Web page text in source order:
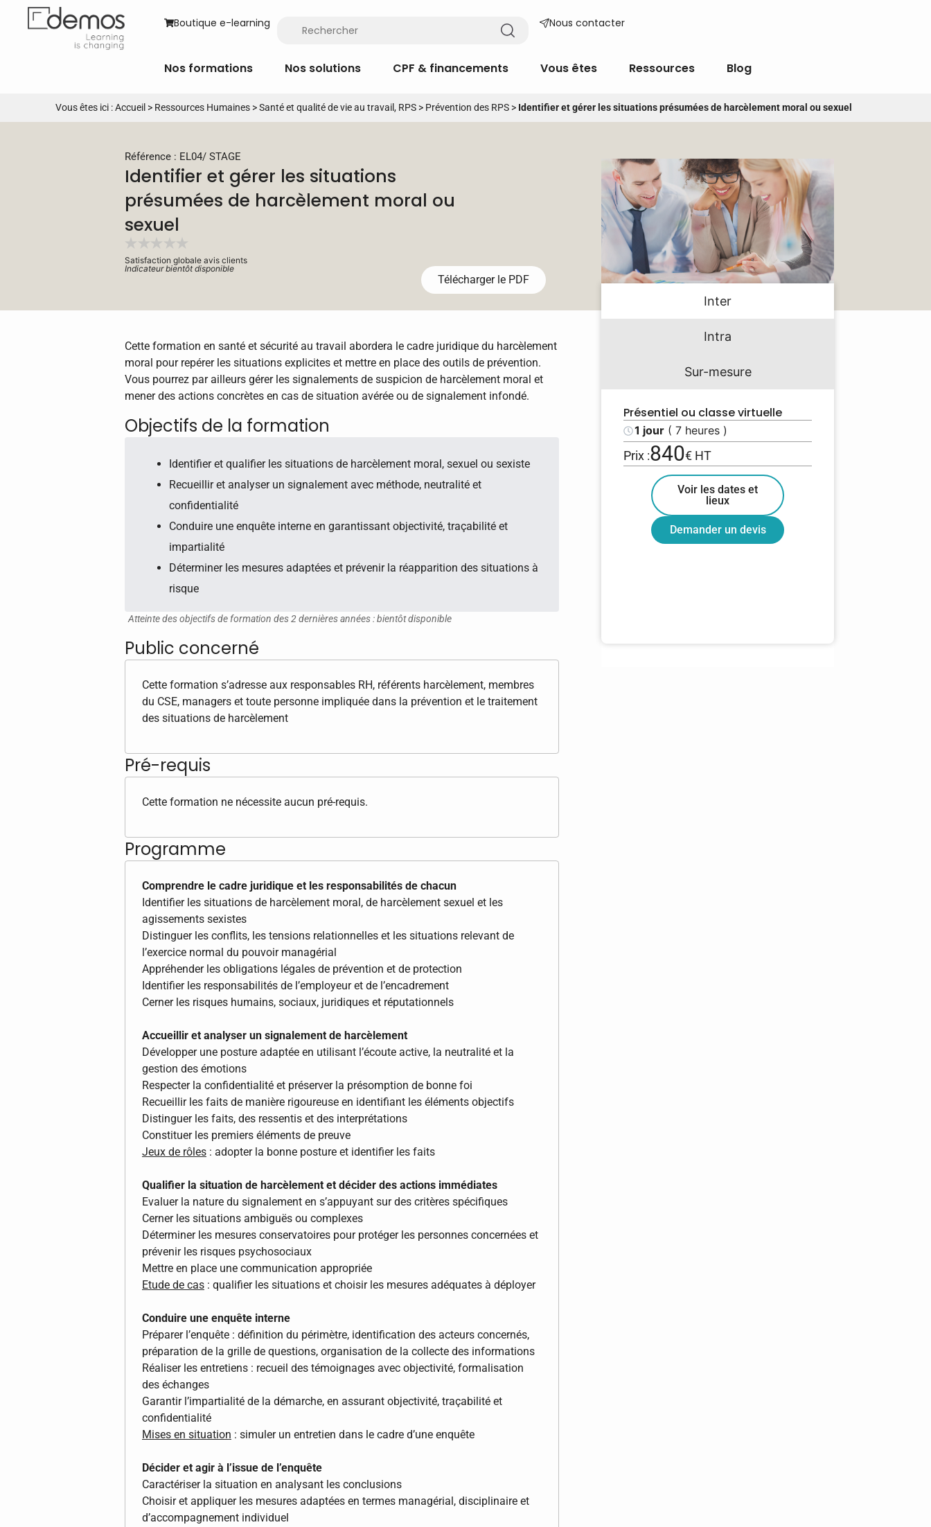
Boutique e-learning Nous contacter
Nos formations Nos solutions CPF & financements Vous êtes Ressources Blog
Vous êtes ici :Accueil > Ressources Humaines >Santé et qualité de vie au travail, RPS > Prévention des RPS > Identifier et gérer les situations présumées de harcèlement moral ou sexuel
Inter
Intra
Sur-mesure
Présentiel ou classe virtuelle
1 jour ( 7 heures )
Prix :840€ HT
Voir les dates et
lieux
Demander un devis
Référence : EL04/ STAGE
Identifier et gérer les situations
présumées de harcèlement moral ou
sexuel
Satisfaction globale avis clients
Indicateur bientôt disponible
Télécharger le PDF
Cette formation en santé et sécurité au travail abordera le cadre juridique du harcèlement
moral pour repérer les situations explicites et mettre en place des outils de prévention.
Vous pourrez par ailleurs gérer les signalements de suspicion de harcèlement moral et
mener des actions concrètes en cas de situation avérée ou de signalement infondé.
Objectifs de la formation
Identifier et qualifier les situations de harcèlement moral, sexuel ou sexiste
Recueillir et analyser un signalement avec méthode, neutralité et
confidentialité
Conduire une enquête interne en garantissant objectivité, traçabilité et
impartialité
Déterminer les mesures adaptées et prévenir la réapparition des situations à
risque
Atteinte des objectifs de formation des 2 dernières années : bientôt disponible
Public concerné
Cette formation s’adresse aux responsables RH, référents harcèlement, membres
du CSE, managers et toute personne impliquée dans la prévention et le traitement
des situations de harcèlement
Pré-requis
Cette formation ne nécessite aucun pré-requis.
Programme
Comprendre le cadre juridique et les responsabilités de chacun
Identifier les situations de harcèlement moral, de harcèlement sexuel et les
agissements sexistes
Distinguer les conflits, les tensions relationnelles et les situations relevant de
l’exercice normal du pouvoir managérial
Appréhender les obligations légales de prévention et de protection
Identifier les responsabilités de l’employeur et de l’encadrement
Cerner les risques humains, sociaux, juridiques et réputationnels
Accueillir et analyser un signalement de harcèlement
Développer une posture adaptée en utilisant l’écoute active, la neutralité et la
gestion des émotions
Respecter la confidentialité et préserver la présomption de bonne foi
Recueillir les faits de manière rigoureuse en identifiant les éléments objectifs
Distinguer les faits, des ressentis et des interprétations
Constituer les premiers éléments de preuve
Jeux de rôles : adopter la bonne posture et identifier les faits
Qualifier la situation de harcèlement et décider des actions immédiates
Evaluer la nature du signalement en s’appuyant sur des critères spécifiques
Cerner les situations ambiguës ou complexes
Déterminer les mesures conservatoires pour protéger les personnes concernées et
prévenir les risques psychosociaux
Mettre en place une communication appropriée
Etude de cas : qualifier les situations et choisir les mesures adéquates à déployer
Conduire une enquête interne
Préparer l’enquête : définition du périmètre, identification des acteurs concernés,
préparation de la grille de questions, organisation de la collecte des informations
Réaliser les entretiens : recueil des témoignages avec objectivité, formalisation
des échanges
Garantir l’impartialité de la démarche, en assurant objectivité, traçabilité et
confidentialité
Mises en situation : simuler un entretien dans le cadre d’une enquête
Décider et agir à l’issue de l’enquête
Caractériser la situation en analysant les conclusions
Choisir et appliquer les mesures adaptées en termes managérial, disciplinaire et
d’accompagnement individuel